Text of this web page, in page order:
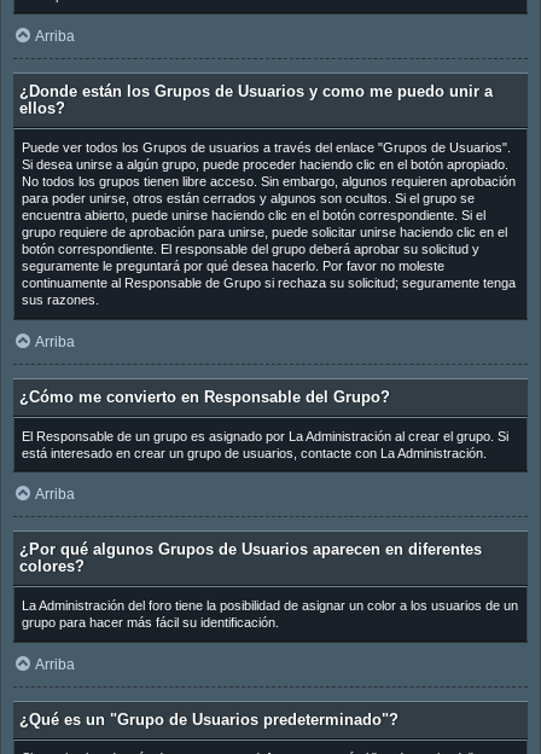
Arriba
¿Donde están los Grupos de Usuarios y como me puedo unir a
ellos?
Puede ver todos los Grupos de usuarios a través del enlace "Grupos de Usuarios".
Si desea unirse a algún grupo, puede proceder haciendo clic en el botón apropiado.
No todos los grupos tienen libre acceso. Sin embargo, algunos requieren aprobación
para poder unirse, otros están cerrados y algunos son ocultos. Si el grupo se
encuentra abierto, puede unirse haciendo clic en el botón correspondiente. Si el
grupo requiere de aprobación para unirse, puede solicitar unirse haciendo clic en el
botón correspondiente. El responsable del grupo deberá aprobar su solicitud y
seguramente le preguntará por qué desea hacerlo. Por favor no moleste
continuamente al Responsable de Grupo si rechaza su solicitud; seguramente tenga
sus razones.
Arriba
¿Cómo me convierto en Responsable del Grupo?
El Responsable de un grupo es asignado por La Administración al crear el grupo. Si
está interesado en crear un grupo de usuarios, contacte con La Administración.
Arriba
¿Por qué algunos Grupos de Usuarios aparecen en diferentes
colores?
La Administración del foro tiene la posibilidad de asignar un color a los usuarios de un
grupo para hacer más fácil su identificación.
Arriba
¿Qué es un "Grupo de Usuarios predeterminado"?